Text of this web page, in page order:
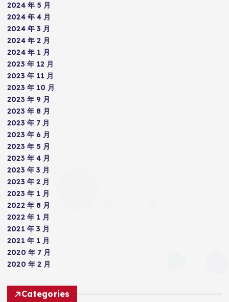
2024 年 5 月
2024 年 4 月
2024 年 3 月
2024 年 2 月
2024 年 1 月
2023 年 12 月
2023 年 11 月
2023 年 10 月
2023 年 9 月
2023 年 8 月
2023 年 7 月
2023 年 6 月
2023 年 5 月
2023 年 4 月
2023 年 3 月
2023 年 2 月
2023 年 1 月
2022 年 8 月
2022 年 1 月
2021 年 3 月
2021 年 1 月
2020 年 7 月
2020 年 2 月
Categories